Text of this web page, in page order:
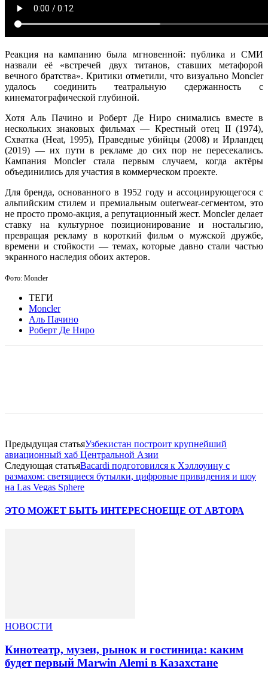
Реакция на кампанию была мгновенной: публика и СМИ
назвали её «встречей двух титанов, ставших метафорой
вечного братства». Критики отметили, что визуально Moncler
удалось соединить театральную сдержанность с
кинематографической глубиной.
Хотя Аль Пачино и Роберт Де Ниро снимались вместе в
нескольких знаковых фильмах — Крестный отец II (1974),
Схватка (Heat, 1995), Праведные убийцы (2008) и Ирландец
(2019) — их пути в рекламе до сих пор не пересекались.
Кампания Moncler стала первым случаем, когда актёры
объединились для участия в коммерческом проекте.
Для бренда, основанного в 1952 году и ассоциирующегося с
альпийским стилем и премиальным outerwear-сегментом, это
не просто промо-акция, а репутационный жест. Moncler делает
ставку на культурное позиционирование и ностальгию,
превращая рекламу в короткий фильм о мужской дружбе,
времени и стойкости — темах, которые давно стали частью
экранного наследия обоих актеров.
Фото: Moncler
ТЕГИ
Moncler
Аль Пачино
Роберт Де Ниро
Предыдущая статьяУзбекистан построит крупнейший
авиационный хаб Центральной Азии
Следующая статьяBacardi подготовился к Хэллоуину с
размахом: светящиеся бутылки, цифровые привидения и шоу
на Las Vegas Sphere
ЭТО МОЖЕТ БЫТЬ ИНТЕРЕСНОЕЩЕ ОТ АВТОРА
НОВОСТИ
Кинотеатр, музеи, рынок и гостиница: каким
будет первый Marwin Alemi в Казахстане